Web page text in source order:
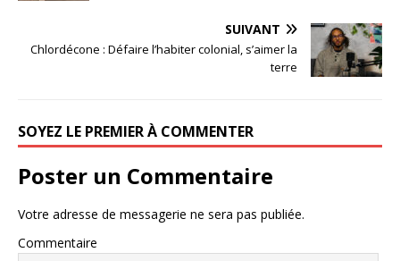
SUIVANT
Chlordécone : Défaire l’habiter colonial, s’aimer la
terre
SOYEZ LE PREMIER À COMMENTER
Poster un Commentaire
Votre adresse de messagerie ne sera pas publiée.
Commentaire